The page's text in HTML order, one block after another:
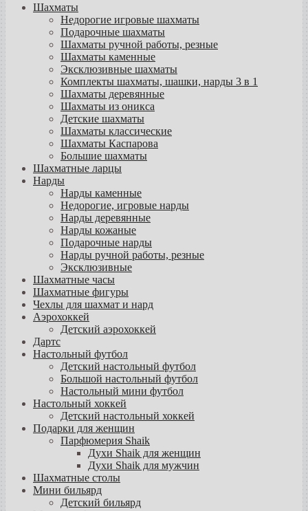
Шахматы
Недорогие игровые шахматы
Подарочные шахматы
Шахматы ручной работы, резные
Шахматы каменные
Эксклюзивные шахматы
Комплекты шахматы, шашки, нарды 3 в 1
Шахматы деревянные
Шахматы из оникса
Детские шахматы
Шахматы классические
Шахматы Каспарова
Большие шахматы
Шахматные ларцы
Нарды
Нарды каменные
Недорогие, игровые нарды
Нарды деревянные
Нарды кожаные
Подарочные нарды
Нарды ручной работы, резные
Эксклюзивные
Шахматные часы
Шахматные фигуры
Чехлы для шахмат и нард
Аэрохоккей
Детский аэрохоккей
Дартс
Настольный футбол
Детский настольный футбол
Большой настольный футбол
Настольный мини футбол
Настольный хоккей
Детский настольный хоккей
Подарки для женщин
Парфюмерия Shaik
Духи Shaik для женщин
Духи Shaik для мужчин
Шахматные столы
Мини бильярд
Детский бильярд